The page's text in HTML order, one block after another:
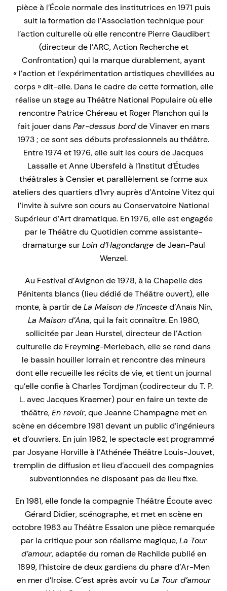
pièce à l’École normale des institutrices en 1971 puis
suit la formation de l’Association technique pour
l’action culturelle où elle rencontre Pierre Gaudibert
(directeur de l’ARC, Action Recherche et
Confrontation) qui la marque durablement, ayant
« l’action et l’expérimentation artistiques chevillées au
corps » dit-elle. Dans le cadre de cette formation, elle
réalise un stage au Théâtre National Populaire où elle
rencontre Patrice Chéreau et Roger Planchon qui la
fait jouer dansPar-dessus bordde Vinaver en mars
1973 ; ce sont ses débuts professionnels au théâtre.
Entre 1974 et 1976, elle suit les cours de Jacques
Lassalle et Anne Ubersfeld à l’Institut d’Études
théâtrales à Censier et parallèlement se forme aux
ateliers des quartiers d’Ivry auprès d’Antoine Vitez qui
l’invite à suivre son cours au Conservatoire National
Supérieur d’Art dramatique. En 1976, elle est engagée
par le Théâtre du Quotidien comme assistante-
dramaturge surLoin d’Hagondange de Jean-Paul
Wenzel.
Au Festival d’Avignon de 1978, à la Chapelle des
Pénitents blancs (lieu dédié de Théâtre ouvert), elle
monte, à partir deLa Maison de l’incested’Anaïs Nin,
La Maison d’Ana, qui la fait connaître. En 1980,
sollicitée par Jean Hurstel, directeur de l’Action
culturelle de Freyming-Merlebach, elle se rend dans
le bassin houiller lorrain et rencontre des mineurs
dont elle recueille les récits de vie, et tient un journal
qu’elle confie à Charles Tordjman (codirecteur du T. P.
L. avec Jacques Kraemer) pour en faire un texte de
théâtre,En revoir, que Jeanne Champagne met en
scène en décembre 1981 devant un public d’ingénieurs
et d’ouvriers. En juin 1982, le spectacle est programmé
par Josyane Horville à l’Athénée Théâtre Louis-Jouvet,
tremplin de diffusion et lieu d’accueil des compagnies
subventionnées ne disposant pas de lieu fixe.
En 1981, elle fonde la compagnie Théâtre Écoute avec
Gérard Didier, scénographe, et met en scène en
octobre 1983 au Théâtre Essaïon une pièce remarquée
par la critique pour son réalisme magique,La Tour
d’amour, adaptée du roman de Rachilde publié en
1899, l’histoire de deux gardiens du phare d’Ar-Men
en mer d’Iroise. C’est après avoir vu La Tour d’amour